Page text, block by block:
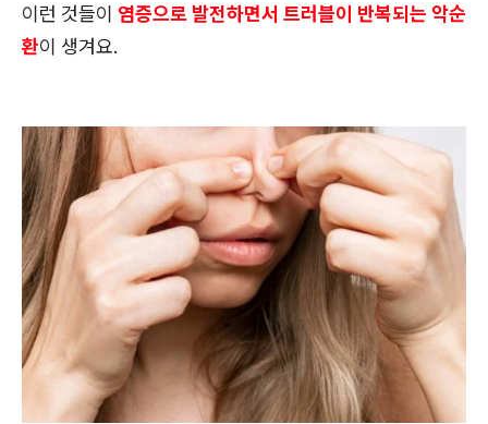
이런 것들이 염증으로 발전하면서 트러블이 반복되는 악순
환이 생겨요.